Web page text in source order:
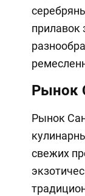
прилавок
Рынок
Рынок
свежих